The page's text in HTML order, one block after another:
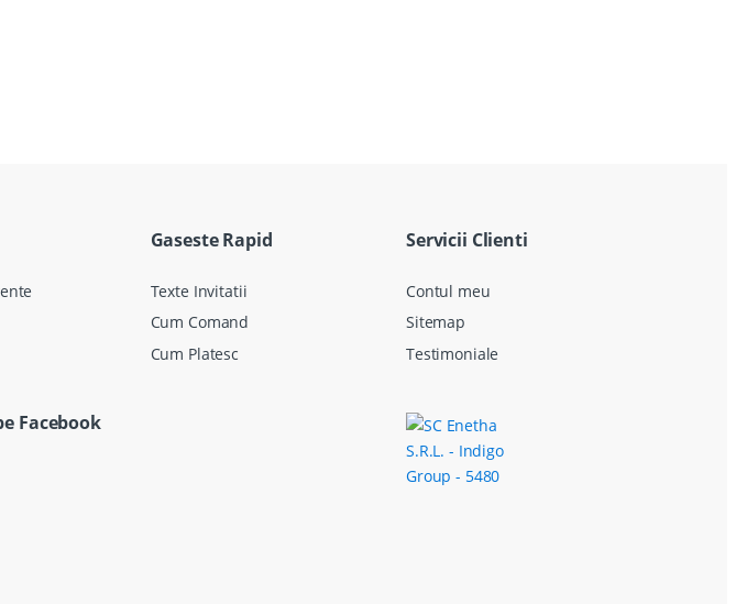
Gaseste Rapid
Texte Invitatii
Cum Comand
Cum Platesc
Servicii Clienti
Contul meu
Sitemap
Testimoniale
Facebook